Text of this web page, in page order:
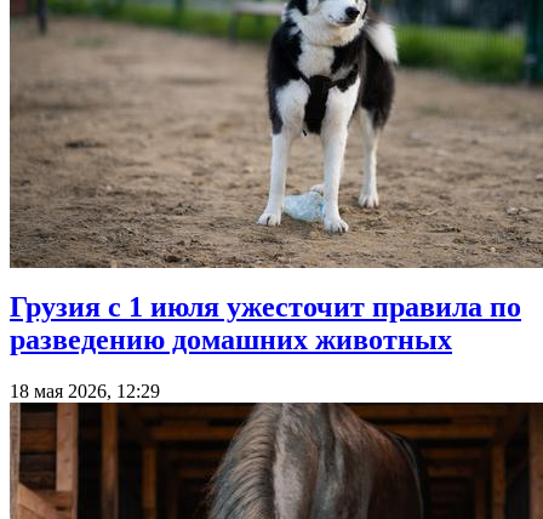
Грузия с 1 июля ужесточит правила по
разведению домашних животных
18 мая 2026, 12:29